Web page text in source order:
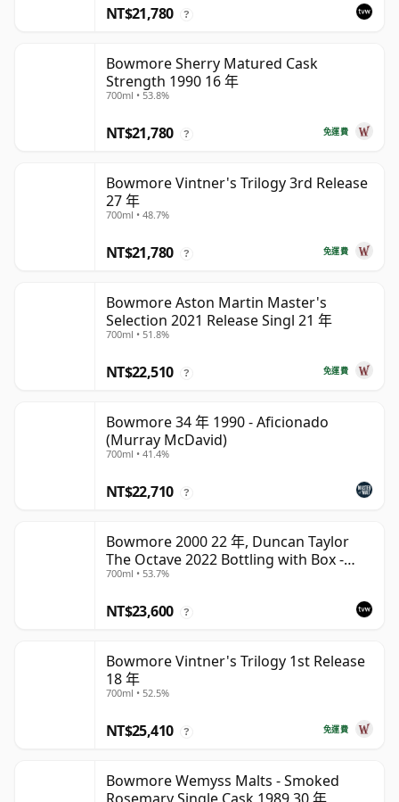
NT$21,780 ?
Bowmore Sherry Matured Cask
Strength 1990 16 年
700ml • 53.8%
免運費
NT$21,780 ?
Bowmore Vintner's Trilogy 3rd Release
27 年
700ml • 48.7%
免運費
NT$21,780 ?
Bowmore Aston Martin Master's
Selection 2021 Release Singl 21 年
700ml • 51.8%
免運費
NT$22,510 ?
Bowmore 34 年 1990 - Aficionado
(Murray McDavid)
700ml • 41.4%
NT$22,710 ?
Bowmore 2000 22 年, Duncan Taylor
The Octave 2022 Bottling with Box -
Cask 3737529
700ml • 53.7%
NT$23,600 ?
Bowmore Vintner's Trilogy 1st Release
18 年
700ml • 52.5%
免運費
NT$25,410 ?
Bowmore Wemyss Malts - Smoked